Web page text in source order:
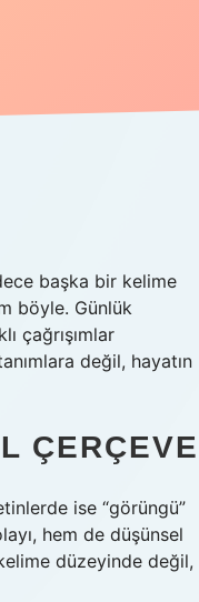
başka bir kelime
böyle. Günlük
çağrışımlar
değil, hayatın
ÇERÇEVE
ise “görüngü”
hem de düşünsel
düzeyinde değil,